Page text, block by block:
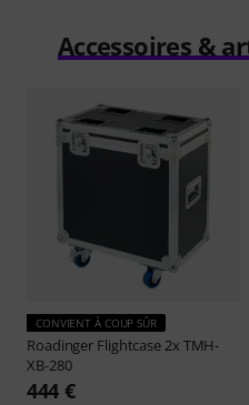
Accessoires &
CONVIENT À COUP SÛR
Roadinger Flightcase 2x TMH-
XB-280
444 €